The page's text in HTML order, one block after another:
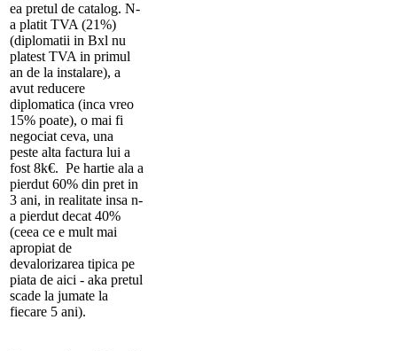
ea pretul de catalog. N-
a platit TVA (21%)
(diplomatii in Bxl nu
platest TVA in primul
an de la instalare), a
avut reducere
diplomatica (inca vreo
15% poate), o mai fi
negociat ceva, una
peste alta factura lui a
fost 8k€. Pe hartie ala a
pierdut 60% din pret in
3 ani, in realitate insa n-
a pierdut decat 40%
(ceea ce e mult mai
apropiat de
devalorizarea tipica pe
piata de aici - aka pretul
scade la jumate la
fiecare 5 ani).